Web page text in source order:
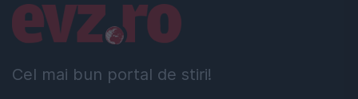
Cel mai bun portal de stiri!
Linkuri utile